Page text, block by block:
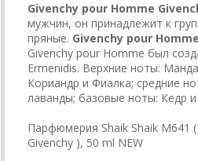
Givenchy pour Homme
мужчин, он принадлежит к
пряные. Givenchy pour Homme
Givenchy pour Homme был
Ermenidis. Верхние ноты:
Кориандр и Фиалка; средние
лаванды; базовые ноты: Кедр
Парфюмерия Shaik Shaik M641
Givenchy ), 50 ml NEW